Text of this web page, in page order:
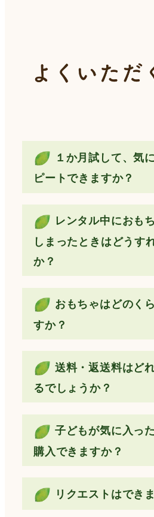
１か月試して、気
ピートできますか？
レンタル中におも
しまったときはどうす
か？
おもちゃはどのく
すか？
送料・返送料はど
るでしょうか？
子どもが気に入っ
購入できますか？
リクエストはでき